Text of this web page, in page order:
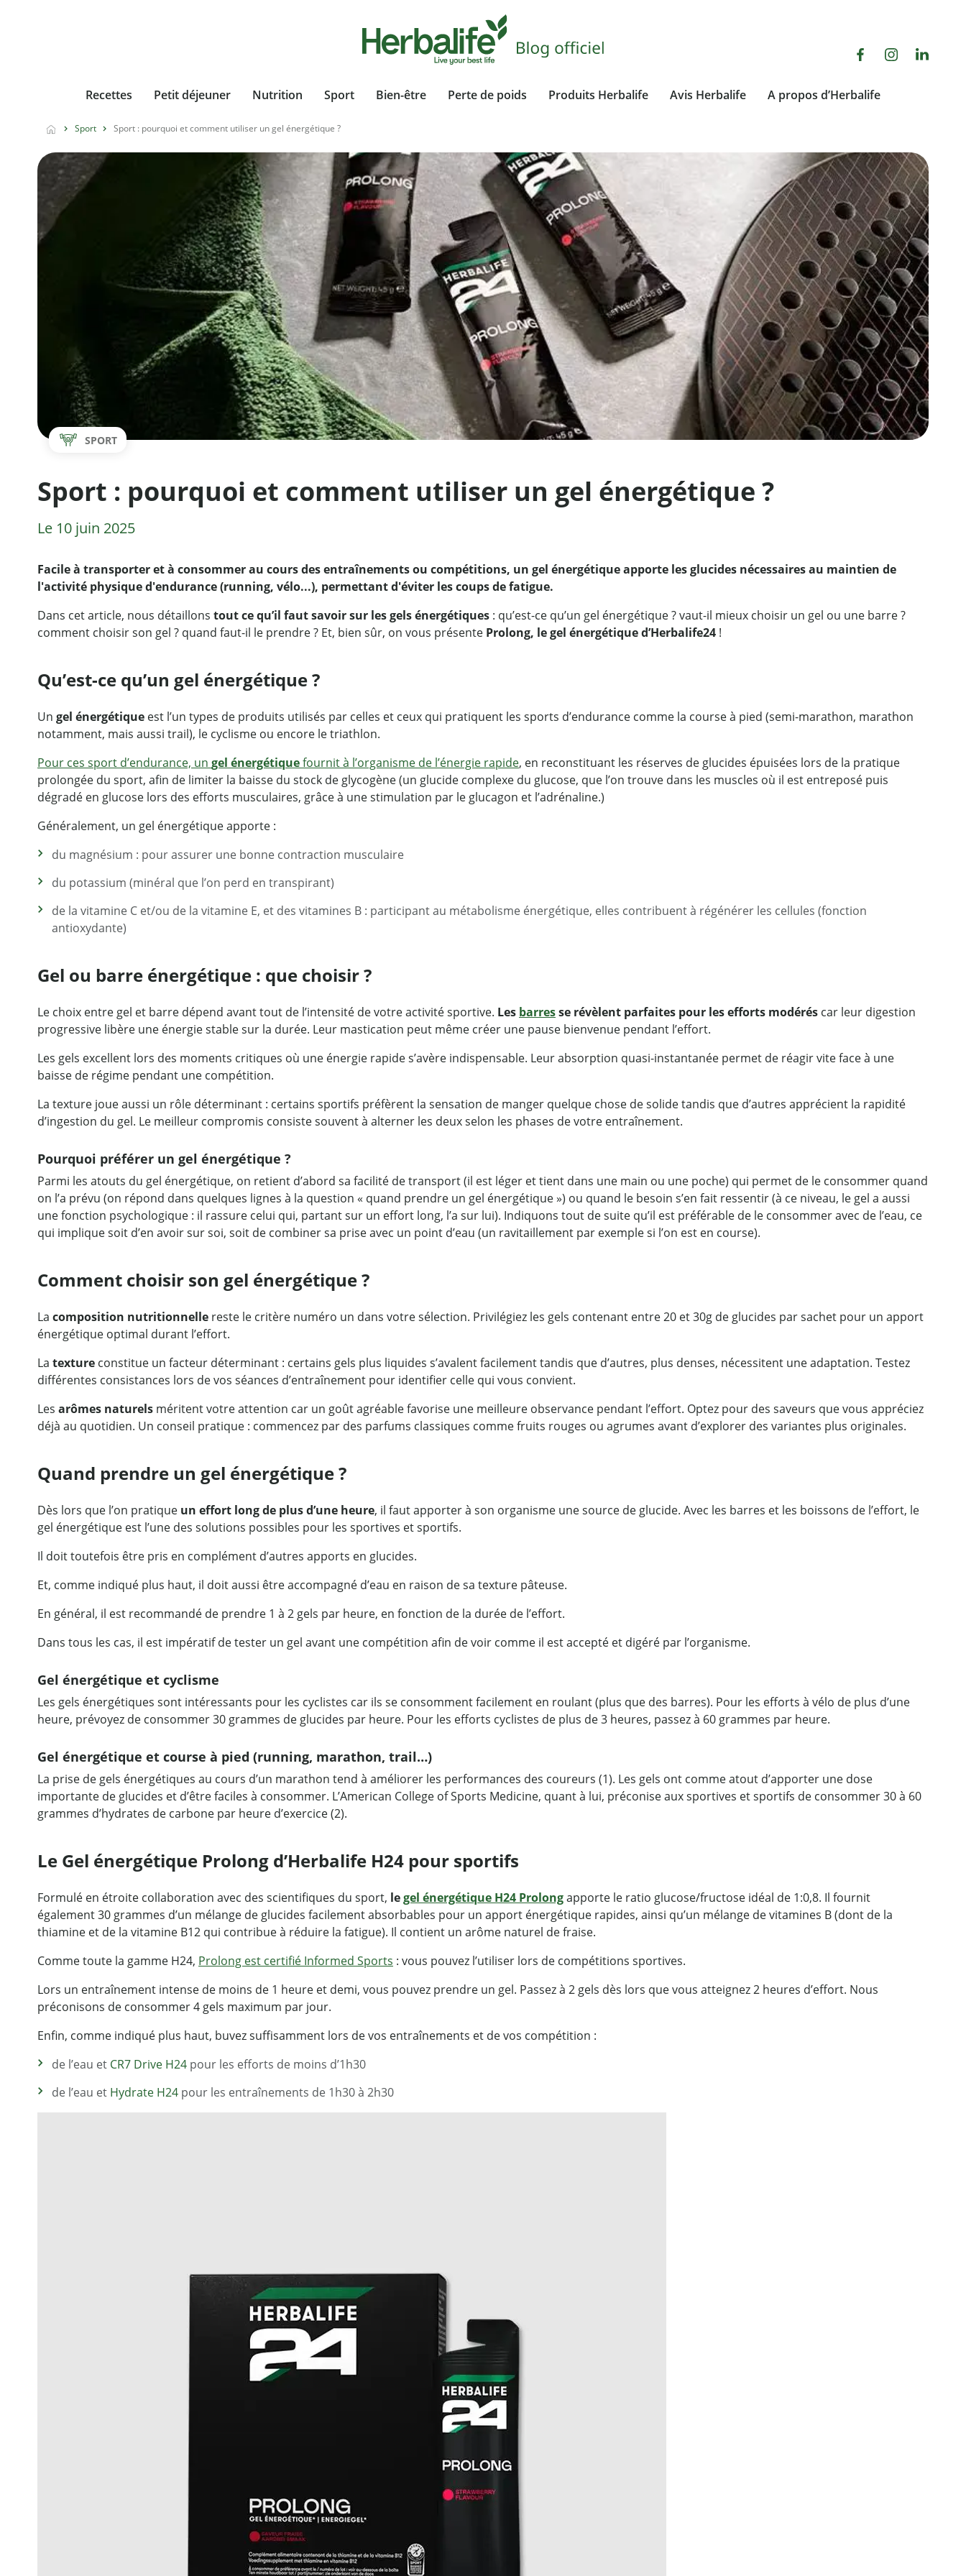
Recettes Petit déjeuner Nutrition Sport Bien-être Perte de poids Produits Herbalife Avis Herbalife A propos d’Herbalife
Sport Sport : pourquoi et comment utiliser un gel énergétique ?
SPORT
Sport : pourquoi et comment utiliser un gel énergétique ?
Le 10 juin 2025
Facile à transporter et à consommer au cours des entraînements ou compétitions, un gel énergétique apporte les glucides nécessaires au maintien de
l'activité physique d'endurance (running, vélo...), permettant d'éviter les coups de fatigue.
Dans cet article, nous détaillons tout ce qu’il faut savoir sur les gels énergétiques : qu’est-ce qu’un gel énergétique ? vaut-il mieux choisir un gel ou une barre ?
comment choisir son gel ? quand faut-il le prendre ? Et, bien sûr, on vous présente Prolong, le gel énergétique d’Herbalife24 !
Qu’est-ce qu’un gel énergétique ?
Un gel énergétique est l’un types de produits utilisés par celles et ceux qui pratiquent les sports d’endurance comme la course à pied (semi-marathon, marathon
notamment, mais aussi trail), le cyclisme ou encore le triathlon.
Pour ces sport d’endurance, un gel énergétiquefournit à l’organisme de l’énergie rapide, en reconstituant les réserves de glucides épuisées lors de la pratique
prolongée du sport, afin de limiter la baisse du stock de glycogène (un glucide complexe du glucose, que l’on trouve dans les muscles où il est entreposé puis
dégradé en glucose lors des efforts musculaires, grâce à une stimulation par le glucagon et l’adrénaline.)
Généralement, un gel énergétique apporte :
du magnésium : pour assurer une bonne contraction musculaire
du potassium (minéral que l’on perd en transpirant)
de la vitamine C et/ou de la vitamine E, et des vitamines B : participant au métabolisme énergétique, elles contribuent à régénérer les cellules (fonction
antioxydante)
Gel ou barre énergétique : que choisir ?
Le choix entre gel et barre dépend avant tout de l’intensité de votre activité sportive. Les barresse révèlent parfaites pour les efforts modérés car leur digestion
progressive libère une énergie stable sur la durée. Leur mastication peut même créer une pause bienvenue pendant l’effort.
Les gels excellent lors des moments critiques où une énergie rapide s’avère indispensable. Leur absorption quasi-instantanée permet de réagir vite face à une
baisse de régime pendant une compétition.
La texture joue aussi un rôle déterminant : certains sportifs préfèrent la sensation de manger quelque chose de solide tandis que d’autres apprécient la rapidité
d’ingestion du gel. Le meilleur compromis consiste souvent à alterner les deux selon les phases de votre entraînement.
Pourquoi préférer un gel énergétique ?
Parmi les atouts du gel énergétique, on retient d’abord sa facilité de transport (il est léger et tient dans une main ou une poche) qui permet de le consommer quand
on l’a prévu (on répond dans quelques lignes à la question « quand prendre un gel énergétique ») ou quand le besoin s’en fait ressentir (à ce niveau, le gel a aussi
une fonction psychologique : il rassure celui qui, partant sur un effort long, l’a sur lui). Indiquons tout de suite qu’il est préférable de le consommer avec de l’eau, ce
qui implique soit d’en avoir sur soi, soit de combiner sa prise avec un point d’eau (un ravitaillement par exemple si l’on est en course).
Comment choisir son gel énergétique ?
La composition nutritionnelle reste le critère numéro un dans votre sélection. Privilégiez les gels contenant entre 20 et 30g de glucides par sachet pour un apport
énergétique optimal durant l’effort.
La texture constitue un facteur déterminant : certains gels plus liquides s’avalent facilement tandis que d’autres, plus denses, nécessitent une adaptation. Testez
différentes consistances lors de vos séances d’entraînement pour identifier celle qui vous convient.
Les arômes naturels méritent votre attention car un goût agréable favorise une meilleure observance pendant l’effort. Optez pour des saveurs que vous appréciez
déjà au quotidien. Un conseil pratique : commencez par des parfums classiques comme fruits rouges ou agrumes avant d’explorer des variantes plus originales.
Quand prendre un gel énergétique ?
Dès lors que l’on pratique un effort long de plus d’une heure, il faut apporter à son organisme une source de glucide. Avec les barres et les boissons de l’effort, le
gel énergétique est l’une des solutions possibles pour les sportives et sportifs.
Il doit toutefois être pris en complément d’autres apports en glucides.
Et, comme indiqué plus haut, il doit aussi être accompagné d’eau en raison de sa texture pâteuse.
En général, il est recommandé de prendre 1 à 2 gels par heure, en fonction de la durée de l’effort.
Dans tous les cas, il est impératif de tester un gel avant une compétition afin de voir comme il est accepté et digéré par l’organisme.
Gel énergétique et cyclisme
Les gels énergétiques sont intéressants pour les cyclistes car ils se consomment facilement en roulant (plus que des barres). Pour les efforts à vélo de plus d’une
heure, prévoyez de consommer 30 grammes de glucides par heure. Pour les efforts cyclistes de plus de 3 heures, passez à 60 grammes par heure.
Gel énergétique et course à pied (running, marathon, trail…)
La prise de gels énergétiques au cours d’un marathon tend à améliorer les performances des coureurs (1). Les gels ont comme atout d’apporter une dose
importante de glucides et d’être faciles à consommer. L’American College of Sports Medicine, quant à lui, préconise aux sportives et sportifs de consommer 30 à 60
grammes d’hydrates de carbone par heure d’exercice (2).
Le Gel énergétique Prolong d’Herbalife H24 pour sportifs
Formulé en étroite collaboration avec des scientifiques du sport, legel énergétique H24 Prolongapporte le ratio glucose/fructose idéal de 1:0,8. Il fournit
également 30 grammes d’un mélange de glucides facilement absorbables pour un apport énergétique rapides, ainsi qu’un mélange de vitamines B (dont de la
thiamine et de la vitamine B12 qui contribue à réduire la fatigue). Il contient un arôme naturel de fraise.
Comme toute la gamme H24, Prolong est certifié Informed Sports : vous pouvez l’utiliser lors de compétitions sportives.
Lors un entraînement intense de moins de 1 heure et demi, vous pouvez prendre un gel. Passez à 2 gels dès lors que vous atteignez 2 heures d’effort. Nous
préconisons de consommer 4 gels maximum par jour.
Enfin, comme indiqué plus haut, buvez suffisamment lors de vos entraînements et de vos compétition :
de l’eau et CR7 Drive H24 pour les efforts de moins d’1h30
de l’eau et Hydrate H24 pour les entraînements de 1h30 à 2h30